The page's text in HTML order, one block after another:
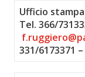
Ufficio
Tel. 366/
331/6173371 –